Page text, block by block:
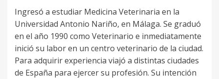
Ingresó a estudiar Medicina Veterinaria en la
Universidad Antonio Nariño, en Málaga. Se graduó
en el año 1990 como Veterinario e inmediatamente
inició su labor en un centro veterinario de la ciudad.
Para adquirir experiencia viajó a distintas ciudades
de España para ejercer su profesión. Su intención